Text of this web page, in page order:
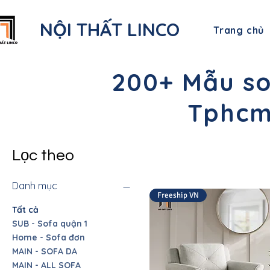
NỘI THẤT LINCO Trang chủ
200+ Mẫu
Lọc theo
Danh mục
Tất cả
SUB - Sofa quận 1
Home - Sofa đơn
MAIN - SOFA DA
MAIN - ALL SOFA
Freeship VN